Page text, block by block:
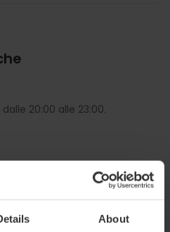
About
20:00 alle 23:00.